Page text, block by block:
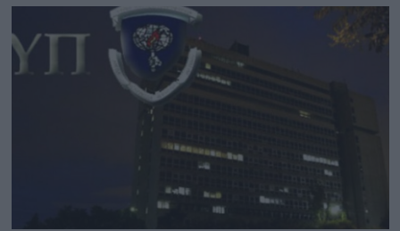
διαδικτύου, χωρίς φυσικά να τεκμηριώνονται ποτέ
από πουθενά. Ο καθένας έχει τη δική του αγαπημένη:
Από το ποιος επιτέθηκε τελικά στους […]